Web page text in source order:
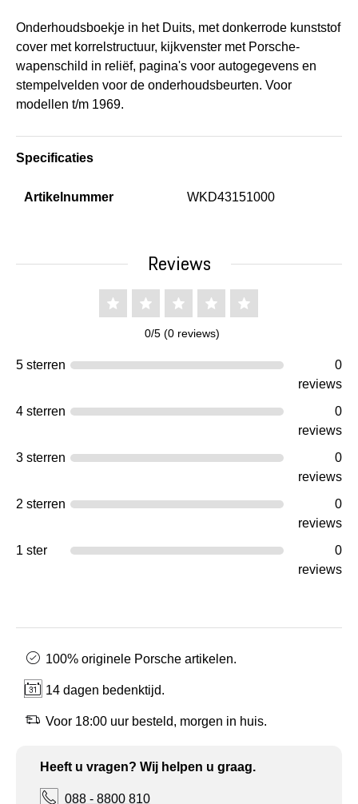
Onderhoudsboekje in het Duits, met donkerrode kunststof
cover met korrelstructuur, kijkvenster met Porsche-
wapenschild in reliëf, pagina's voor autogegevens en
stempelvelden voor de onderhoudsbeurten. Voor
modellen t/m 1969.
Specificaties
Artikelnummer WKD43151000
Reviews
0/5 (0 reviews)
5 sterren
0
reviews
4 sterren
0
reviews
3 sterren
0
reviews
2 sterren
0
reviews
1 ster
0
reviews
100% originele Porsche artikelen.
14 dagen bedenktijd.
Voor 18:00 uur besteld, morgen in huis.
Heeft u vragen? Wij helpen u graag.
088 - 8800 810